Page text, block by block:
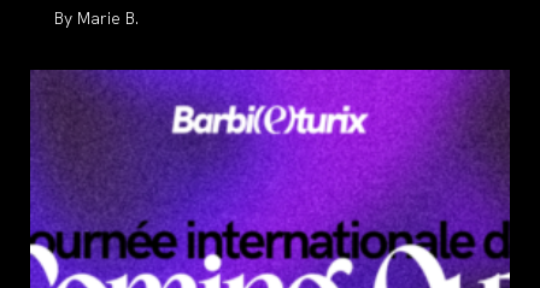
Auteur/autrice
la
publication :
Marie B.